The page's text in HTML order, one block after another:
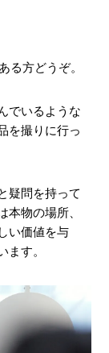
方どうぞ。
でいるような
を撮りに行っ
疑問を持って
物の場所、
い価値を与
す。